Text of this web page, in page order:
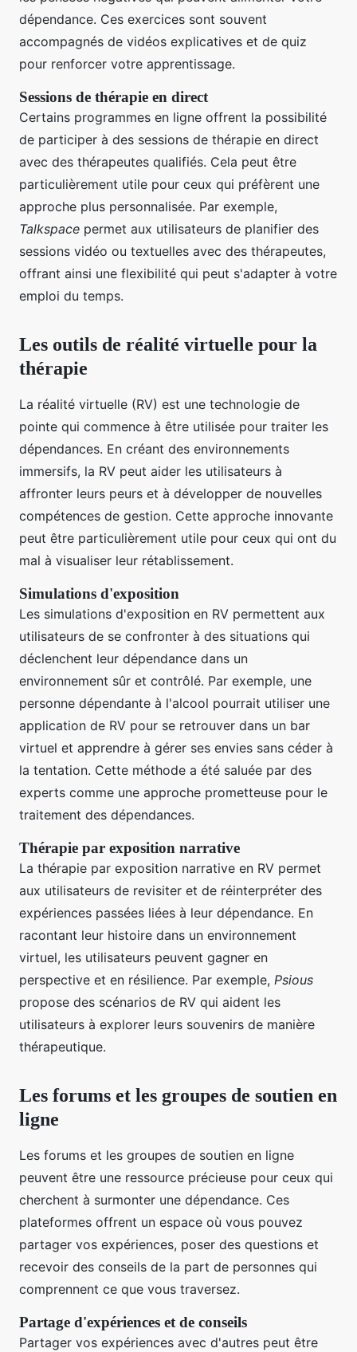
dépendance. Ces exercices sont souvent
accompagnés de vidéos explicatives et de quiz
pour renforcer votre apprentissage.
Sessions de thérapie en direct
Certains programmes en ligne offrent la possibilité
de participer à des sessions de thérapie en direct
avec des thérapeutes qualifiés. Cela peut être
particulièrement utile pour ceux qui préfèrent une
approche plus personnalisée. Par exemple,
Talkspace permet aux utilisateurs de planifier des
sessions vidéo ou textuelles avec des thérapeutes,
offrant ainsi une flexibilité qui peut s'adapter à votre
emploi du temps.
Les outils de réalité virtuelle pour la
thérapie
La réalité virtuelle (RV) est une technologie de
pointe qui commence à être utilisée pour traiter les
dépendances. En créant des environnements
immersifs, la RV peut aider les utilisateurs à
affronter leurs peurs et à développer de nouvelles
compétences de gestion. Cette approche innovante
peut être particulièrement utile pour ceux qui ont du
mal à visualiser leur rétablissement.
Simulations d'exposition
Les simulations d'exposition en RV permettent aux
utilisateurs de se confronter à des situations qui
déclenchent leur dépendance dans un
environnement sûr et contrôlé. Par exemple, une
personne dépendante à l'alcool pourrait utiliser une
application de RV pour se retrouver dans un bar
virtuel et apprendre à gérer ses envies sans céder à
la tentation. Cette méthode a été saluée par des
experts comme une approche prometteuse pour le
traitement des dépendances.
Thérapie par exposition narrative
La thérapie par exposition narrative en RV permet
aux utilisateurs de revisiter et de réinterpréter des
expériences passées liées à leur dépendance. En
racontant leur histoire dans un environnement
virtuel, les utilisateurs peuvent gagner en
perspective et en résilience. Par exemple, Psious
propose des scénarios de RV qui aident les
utilisateurs à explorer leurs souvenirs de manière
thérapeutique.
Les forums et les groupes de soutien en
ligne
Les forums et les groupes de soutien en ligne
peuvent être une ressource précieuse pour ceux qui
cherchent à surmonter une dépendance. Ces
plateformes offrent un espace où vous pouvez
partager vos expériences, poser des questions et
recevoir des conseils de la part de personnes qui
comprennent ce que vous traversez.
Partage d'expériences et de conseils
Partager vos expériences avec d'autres peut être